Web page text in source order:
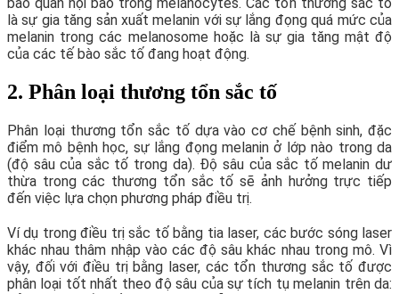
bào quan nội bào trong melanocytes. Các tổn thương sắc tố
là sự gia tăng sản xuất melanin với sự lắng đọng quá mức của
melanin trong các melanosome hoặc là sự gia tăng mật độ
của các tế bào sắc tố đang hoạt động.
2. Phân loại thương tổn sắc tố
Phân loại thương tổn sắc tố dựa vào cơ chế bệnh sinh, đặc
điểm mô bệnh học, sự lắng đọng melanin ở lớp nào trong da
(độ sâu của sắc tố trong da). Độ sâu của sắc tố melanin dư
thừa trong các thương tổn sắc tố sẽ ảnh hưởng trực tiếp
đến việc lựa chọn phương pháp điều trị.
Ví dụ trong điều trị sắc tố bằng tia laser, các bước sóng laser
khác nhau thâm nhập vào các độ sâu khác nhau trong mô. Vì
vậy, đối với điều trị bằng laser, các tổn thương sắc tố được
phân loại tốt nhất theo độ sâu của sự tích tụ melanin trên da: